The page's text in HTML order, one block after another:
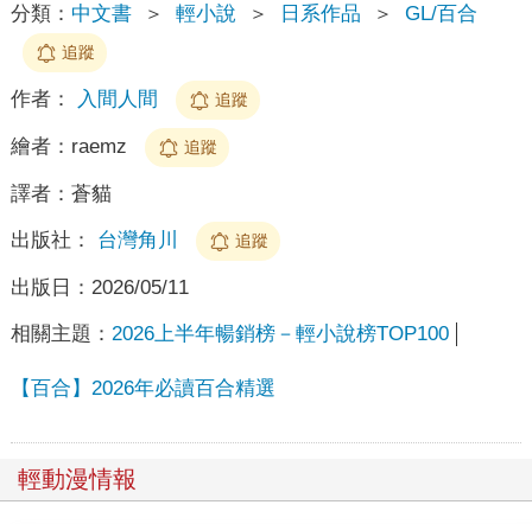
分類： 中文書 ＞ 輕小說 ＞ 日系作品 ＞ GL/百合
追蹤
作者： 入間人間 追蹤
繪者： raemz 追蹤
譯者： 蒼貓
出版社： 台灣角川 追蹤
出版日： 2026/05/11
相關主題： 2026上半年暢銷榜－輕小說榜TOP100
【百合】2026年必讀百合精選
輕動漫情報